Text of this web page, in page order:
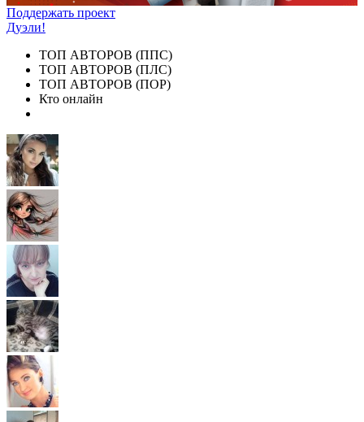
Поддержать проект
Дуэли!
ТОП АВТОРОВ (ППС)
ТОП АВТОРОВ (ПЛС)
ТОП АВТОРОВ (ПОР)
Кто онлайн